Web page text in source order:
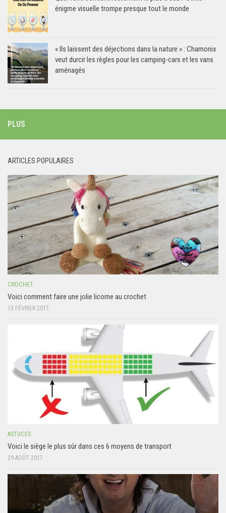
énigme visuelle trompe presque tout le monde
« Ils laissent des déjections dans la nature » : Chamonix
veut durcir les règles pour les camping-cars et les vans
aménagés
PLUS
ARTICLES POPULAIRES
CROCHET
Voici comment faire une jolie licorne au crochet
13 FÉVRIER 2017
ASTUCES
Voici le siège le plus sûr dans ces 6 moyens de transport
29 AOÛT 2017